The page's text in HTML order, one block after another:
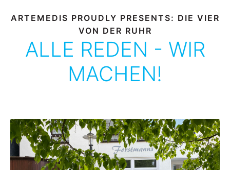
ARTEMEDIS PROUDLY PRESENTS: DIE VIER
VON DER RUHR
ALLE REDEN - WIR
MACHEN!